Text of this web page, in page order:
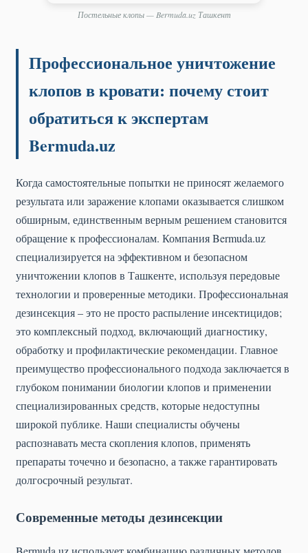
Постельные клопы — Bermuda.uz Ташкент
Профессиональное уничтожение
клопов в кровати: почему стоит
обратиться к экспертам
Bermuda.uz
Когда самостоятельные попытки не приносят желаемого
результата или заражение клопами оказывается слишком
обширным, единственным верным решением становится
обращение к профессионалам. Компания Bermuda.uz
специализируется на эффективном и безопасном
уничтожении клопов в Ташкенте, используя передовые
технологии и проверенные методики. Профессиональная
дезинсекция – это не просто распыление инсектицидов;
это комплексный подход, включающий диагностику,
обработку и профилактические рекомендации. Главное
преимущество профессионального подхода заключается в
глубоком понимании биологии клопов и применении
специализированных средств, которые недоступны
широкой публике. Наши специалисты обучены
распознавать места скопления клопов, применять
препараты точечно и безопасно, а также гарантировать
долгосрочный результат.
Современные методы дезинсекции